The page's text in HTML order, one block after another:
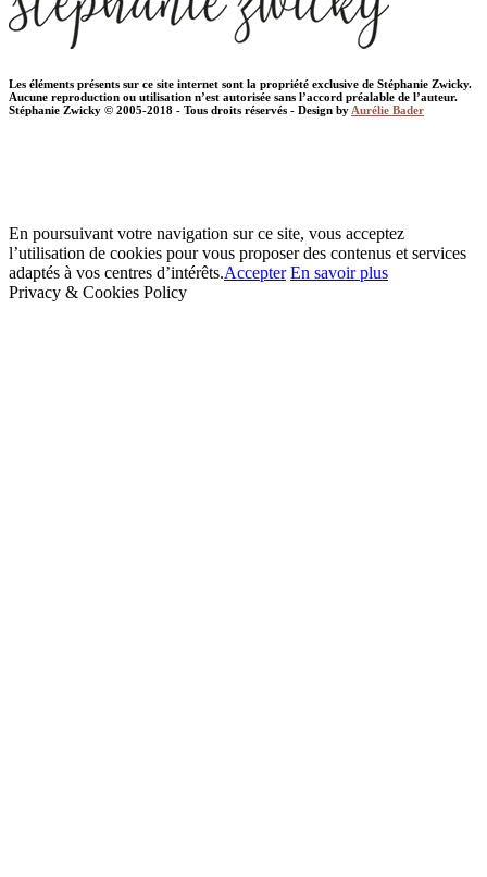
Les éléments présents sur ce site internet sont la propriété exclusive de Stéphanie Zwicky.
Aucune reproduction ou utilisation n’est autorisée sans l’accord préalable de l’auteur.
Stéphanie Zwicky © 2005-2018 - Tous droits réservés - Design by Aurélie Bader
En poursuivant votre navigation sur ce site, vous acceptez
l’utilisation de cookies pour vous proposer des contenus et services
adaptés à vos centres d’intérêts.Accepter En savoir plus
Privacy & Cookies Policy